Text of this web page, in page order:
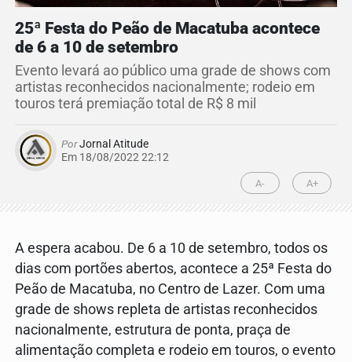
25ª Festa do Peão de Macatuba acontece
de 6 a 10 de setembro
Evento levará ao público uma grade de shows com
artistas reconhecidos nacionalmente; rodeio em
touros terá premiação total de R$ 8 mil
PorJornal Atitude
Em 18/08/2022 22:12
A- A+
A espera acabou. De 6 a 10 de setembro, todos os
dias com portões abertos, acontece a 25ª Festa do
Peão de Macatuba, no Centro de Lazer. Com uma
grade de shows repleta de artistas reconhecidos
nacionalmente, estrutura de ponta, praça de
alimentação completa e rodeio em touros, o evento